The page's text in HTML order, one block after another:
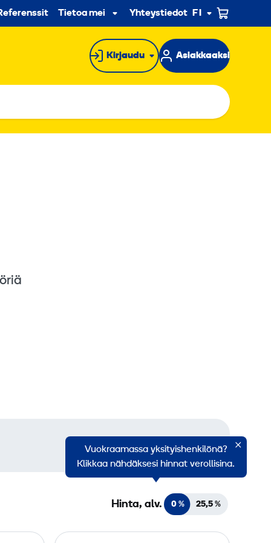
Tietoa meistäAlavalikko
Yhteystiedot FI
Kirjaudu Asiakkaaksi
Vuokraamassa yksityishenkilönä?
Klikkaa nähdäksesi hinnat verollisina.
Hinta, alv. 0 % 25,5 %